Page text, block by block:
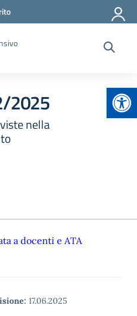
2025
nella
a docenti e ATA
17.06.2025